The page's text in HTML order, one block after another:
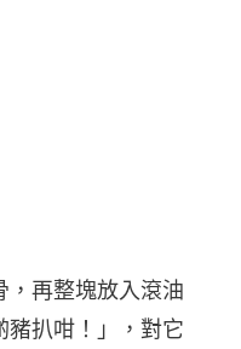
，再整塊放入滾油
豬扒咁！」，對它